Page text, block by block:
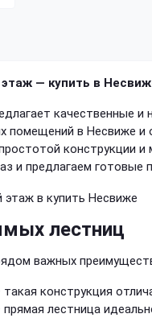
— купить в
качественные
помещений в Несвиже
конструкции
и предлагаем
лестниц
важных
конструкция
лестница